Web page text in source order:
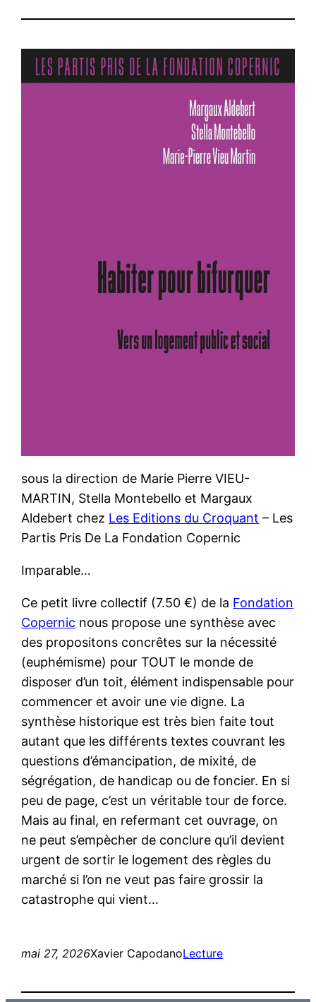
sous la direction de Marie Pierre VIEU-
MARTIN, Stella Montebello et Margaux
Aldebert chez Les Editions du Croquant – Les
Partis Pris De La Fondation Copernic
Imparable…
Ce petit livre collectif (7.50 €) de la Fondation
Copernic nous propose une synthèse avec
des propositons concrêtes sur la nécessité
(euphémisme) pour TOUT le monde de
disposer d’un toit, élément indispensable pour
commencer et avoir une vie digne. La
synthèse historique est très bien faite tout
autant que les différents textes couvrant les
questions d’émancipation, de mixité, de
ségrégation, de handicap ou de foncier. En si
peu de page, c’est un véritable tour de force.
Mais au final, en refermant cet ouvrage, on
ne peut s’empècher de conclure qu’il devient
urgent de sortir le logement des règles du
marché si l’on ne veut pas faire grossir la
catastrophe qui vient…
mai 27, 2026Xavier CapodanoLecture